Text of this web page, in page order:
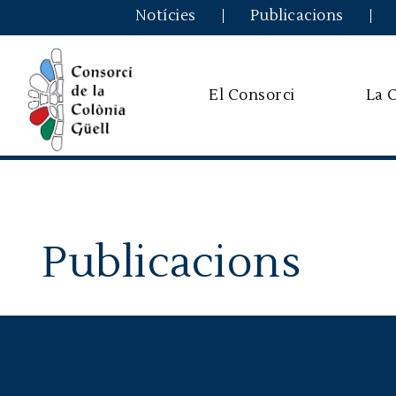
Notícies Publicacions
El Consorci La
Publicacions